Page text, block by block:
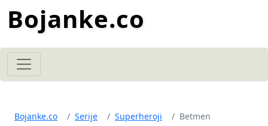
Bojanke.co
Bojanke.co Serije Superheroji Betmen